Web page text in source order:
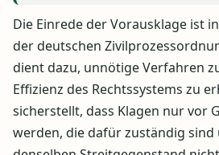
Die Einrede der Vorausklage ist
der deutschen
dient dazu, unnötige Verfahren
Effizienz des Rechtssystems zu
sicherstellt, dass Klagen nur vor
werden, die dafür zuständig sind